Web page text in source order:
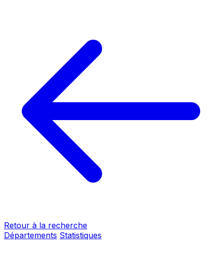
Retour à la recherche
Départements Statistiques